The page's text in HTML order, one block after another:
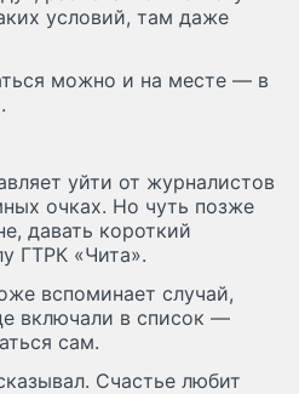
условий, там даже
можно и на месте — в
уйти от журналистов
очках. Но чуть позже
давать короткий
ГТРК «Чита».
вспоминает случай,
включали в список —
сам.
Счастье любит